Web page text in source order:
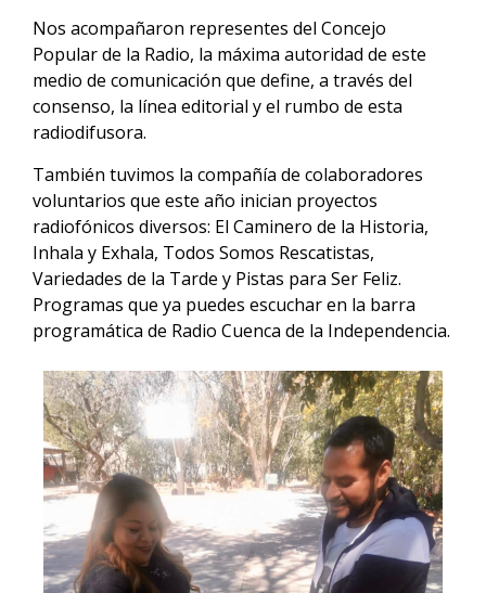
Nos acompañaron representes del Concejo
Popular de la Radio, la máxima autoridad de este
medio de comunicación que define, a través del
consenso, la línea editorial y el rumbo de esta
radiodifusora.
También tuvimos la compañía de colaboradores
voluntarios que este año inician proyectos
radiofónicos diversos: El Caminero de la Historia,
Inhala y Exhala, Todos Somos Rescatistas,
Variedades de la Tarde y Pistas para Ser Feliz.
Programas que ya puedes escuchar en la barra
programática de Radio Cuenca de la Independencia.